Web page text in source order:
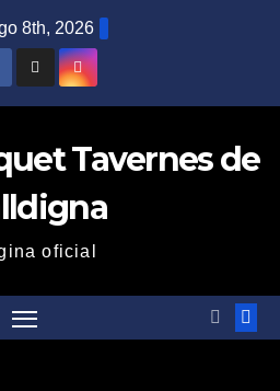
8th, 2026
Tavernes de
oficial